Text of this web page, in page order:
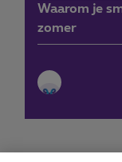
Waarom je
zomer